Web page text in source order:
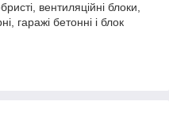
вентиляційні блоки,
гаражі бетонні і блок